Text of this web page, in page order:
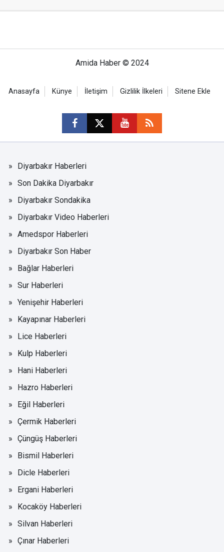
Amida Haber © 2024
Anasayfa Künye İletişim Gizlilik İlkeleri Sitene Ekle
Diyarbakır Haberleri
Son Dakika Diyarbakır
Diyarbakır Sondakika
Diyarbakır Video Haberleri
Amedspor Haberleri
Diyarbakır Son Haber
Bağlar Haberleri
Sur Haberleri
Yenişehir Haberleri
Kayapınar Haberleri
Lice Haberleri
Kulp Haberleri
Hani Haberleri
Hazro Haberleri
Eğil Haberleri
Çermik Haberleri
Çüngüş Haberleri
Bismil Haberleri
Dicle Haberleri
Ergani Haberleri
Kocaköy Haberleri
Silvan Haberleri
Çınar Haberleri